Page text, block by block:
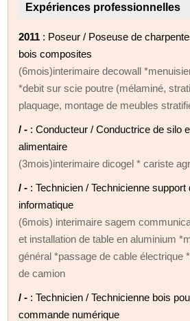
Expériences professionnelles
2011 : Poseur / Poseuse de
bois composites
(6mois)interimaire decowall
*debit sur scie poutre (mélaminé,
plaquage, montage de meubles
/ - : Conducteur / Conductrice de silo
alimentaire
(3mois)interimaire dicogel * cariste
/ - : Technicien / Technicienne
informatique
(6mois) interimaire sagem
et installation de table en aluminium
général *passage de cable électrique
de camion
/ - : Technicien / Technicienne bois
commande numérique